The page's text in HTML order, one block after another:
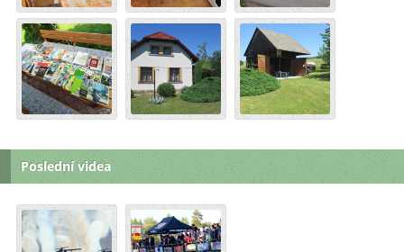
Poslední videa